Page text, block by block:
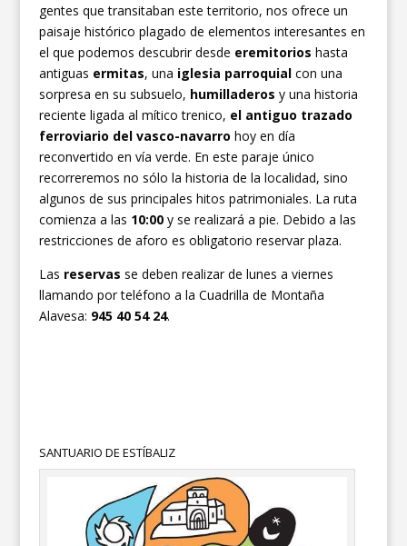
gentes que transitaban este territorio, nos ofrece un
paisaje histórico plagado de elementos interesantes en
el que podemos descubrir desde eremitorios hasta
antiguas ermitas, una iglesia parroquialcon una
sorpresa en su subsuelo, humilladeros y una historia
reciente ligada al mítico trenico, el antiguo trazado
ferroviario del vasco-navarro hoy en día
reconvertido en vía verde. En este paraje único
recorreremos no sólo la historia de la localidad, sino
algunos de sus principales hitos patrimoniales. La ruta
comienza a las 10:00y se realizará a pie. Debido a las
restricciones de aforo es obligatorio reservar plaza.
Las reservas se deben realizar de lunes a viernes
llamando por teléfono a la Cuadrilla de Montaña
Alavesa: 945 40 54 24.
SANTUARIO DE ESTÍBALIZ